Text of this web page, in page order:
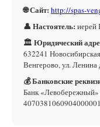
🌐 Сайт: http://spas-
👤 Настоятель: иерей
🏛 Юридический
632241
Венгерово, ул. Ленина
💰 Банковские
Банк